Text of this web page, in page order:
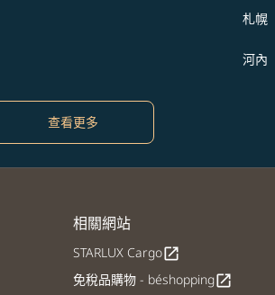
札幌
河內
查看更多
相關網站
STARLUX Cargoopen_in_new
免稅品購物 - béshoppingopen_in_new